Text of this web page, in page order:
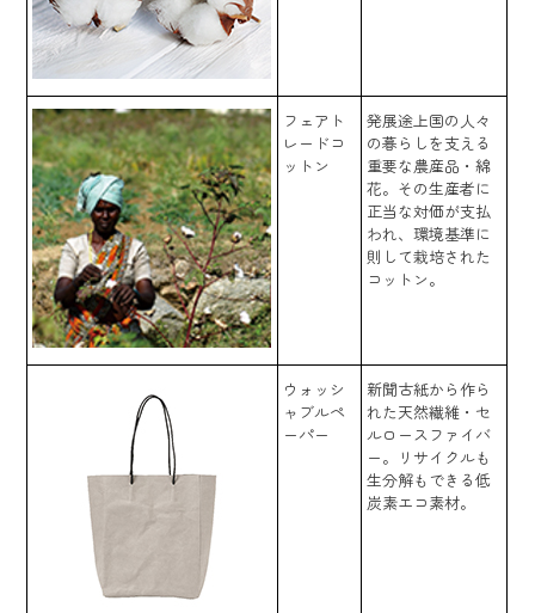
フェアト
レードコ
ットン
発展途上国の人々
の暮らしを支える
重要な農産品・綿
花。その生産者に
正当な対価が支払
われ、環境基準に
則して栽培された
コットン。
ウォッシ
ャブルペ
ーパー
新聞古紙から作ら
れた天然繊維・セ
ルロースファイバ
ー。リサイクルも
生分解もできる低
炭素エコ素材。